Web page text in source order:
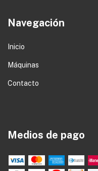
Navegación
Inicio
Máquinas
Contacto
Medios de pago